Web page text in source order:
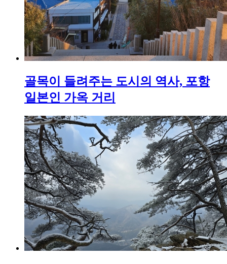
골목이 들려주는 도시의 역사, 포항
일본인 가옥 거리